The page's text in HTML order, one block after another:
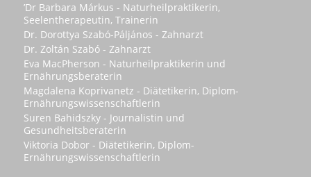
’Dr Barbara Márkus - Naturheilpraktikerin,
Seelentherapeutin, Trainerin
Dr. Dorottya Szabó-Páljános - Zahnarzt
Dr. Zoltán Szabó - Zahnarzt
Eva MacPherson - Naturheilpraktikerin und
Ernährungsberaterin
Magdalena Koprivanetz - Diätetikerin, Diplom-
Ernährungswissenschaftlerin
Suren Bahidszky - Journalistin und
Gesundheitsberaterin
Viktoria Dobor - Diätetikerin, Diplom-
Ernährungswissenschaftlerin